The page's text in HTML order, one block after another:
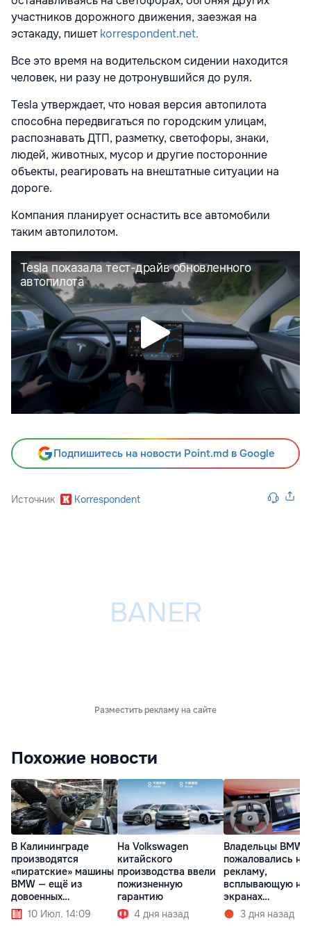
участников дорожного движения, заезжая на
эстакаду, пишетkorrespondent.net.
Все это время на водительском сидении находится
человек, ни разу не дотронувшийся до руля.
Tesla утверждает, что новая версия автопилота
способна передвигаться по городским улицам,
распознавать ДТП, разметку, светофоры, знаки,
людей, животных, мусор и другие посторонние
объекты, реагировать на внештатные ситуации на
дороге.
Компания планирует оснастить все автомобили
таким автопилотом.
Подпишитесь на новости Point.md в Google
Источник Korrespondent
Разместить рекламу на сайте
Похожие новости
В Калининграде
производятся
«пиратские» машины
BMW — ещё из
довоенных
комплектующих
10 Июл. 14:09
На Volkswagen
китайского
производства ввели
пожизненную
гарантию
4 дня назад
Владельцы BMW
пожаловались на
рекламу,
всплывающую на
экранах
мультимедиа при
запуске
3 дня назад